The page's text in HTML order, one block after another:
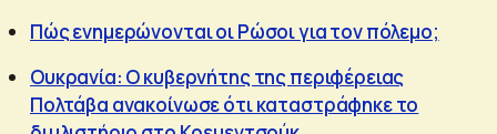
Πώς ενημερώνονται οι Ρώσοι για τον πόλεμο;
Ουκρανία: Ο κυβερνήτης της περιφέρειας
Πολτάβα ανακοίνωσε ότι καταστράφηκε το